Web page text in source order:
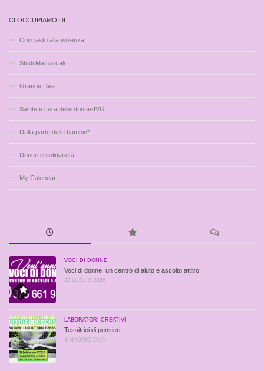
CI OCCUPIAMO DI…
Contrasto alla violenza
Studi Matriarcali
Grande Dea
Salute e cura delle donne-IVG
Dalla parte delle bambin*
Donne e solidarietà
My Calendar
VOCI DI DONNE
Voci di donne: un centro di aiuto e ascolto attivo
22 LUGLIO 2026
LABORATORI CREATIVI
Tessitrici di pensieri
4 MAGGIO 2026